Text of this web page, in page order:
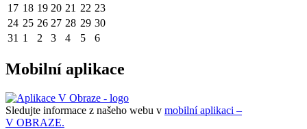
17 18 19 20 21 22 23
24 25 26 27 28 29 30
31 1 2 3 4 5 6
Mobilní aplikace
Sledujte informace z našeho webu v mobilní aplikaci –
V OBRAZE.